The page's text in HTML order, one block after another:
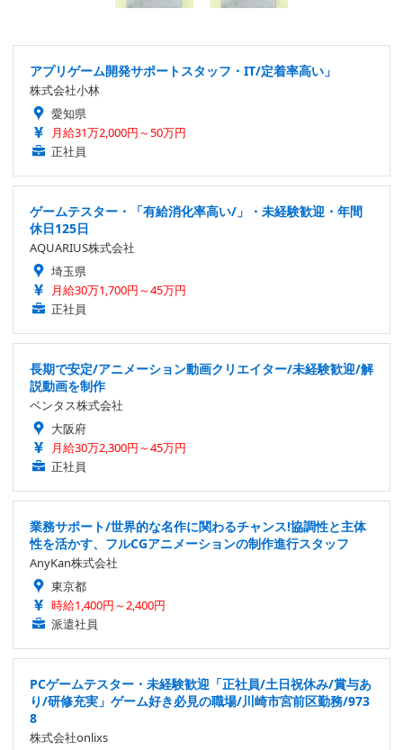
アプリゲーム開発サポートスタッフ・IT/定着率高い」
株式会社小林
愛知県
月給31万2,000円～50万円
正社員
ゲームテスター・「有給消化率高い/」・未経験歓迎・年間
休日125日
AQUARIUS株式会社
埼玉県
月給30万1,700円～45万円
正社員
長期で安定/アニメーション動画クリエイター/未経験歓迎/解
説動画を制作
ベンタス株式会社
大阪府
月給30万2,300円～45万円
正社員
業務サポート/世界的な名作に関わるチャンス!協調性と主体
性を活かす、フルCGアニメーションの制作進行スタッフ
AnyKan株式会社
東京都
時給1,400円～2,400円
派遣社員
PCゲームテスター・未経験歓迎「正社員/土日祝休み/賞与あ
り/研修充実」ゲーム好き必見の職場/川崎市宮前区勤務/973
8
株式会社onlixs